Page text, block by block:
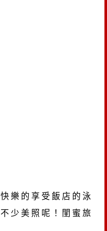
樂的享受飯店的泳
少美照呢！閨蜜旅